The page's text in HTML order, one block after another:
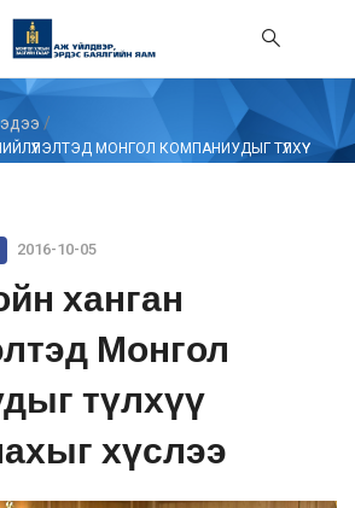
/
МОНГОЛ КОМПАНИУДЫГ ТҮЛХҮҮ
2016-10-05
ханган
Монгол
түлхүү
хүслээ